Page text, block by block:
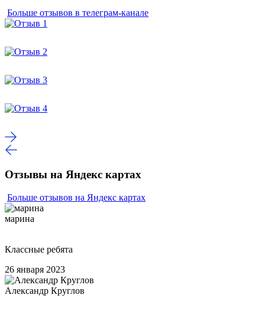
Больше отзывов в телеграм-канале
Отзывы на Яндекс картах
Больше отзывов на Яндекс картах
марина
Классные ребята
26 января 2023
Александр Круглов